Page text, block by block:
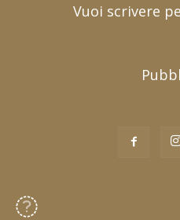
Vuoi scrivere